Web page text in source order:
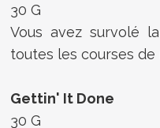
30 G
Vous avez survolé
toutes les courses de
Gettin' It Done
30 G